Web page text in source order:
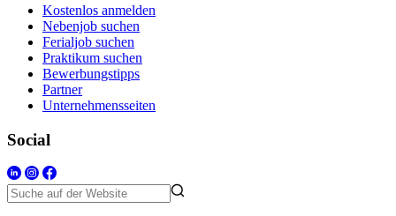
Kostenlos anmelden
Nebenjob suchen
Ferialjob suchen
Praktikum suchen
Bewerbungstipps
Partner
Unternehmensseiten
Social